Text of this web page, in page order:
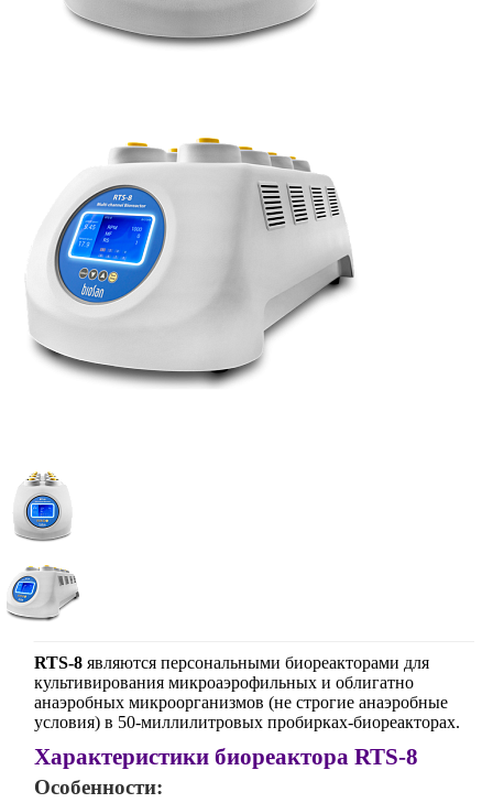
RTS-8 являются персональными биореакторами для
культивирования микроаэрофильных и облигатно
анаэробных микроорганизмов (не строгие анаэробные
условия) в 50-миллилитровых пробирках-биореакторах.
Характеристики биореактора RTS-8
Особенности: